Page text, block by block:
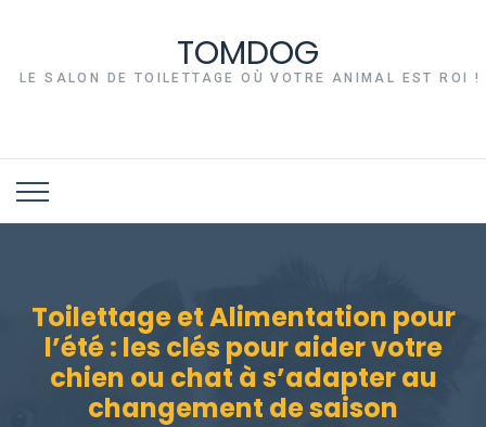
TOMDOG
LE SALON DE TOILETTAGE OÙ VOTRE ANIMAL EST ROI !
Toilettage et Alimentation pour
l’été : les clés pour aider votre
chien ou chat à s’adapter au
changement de saison